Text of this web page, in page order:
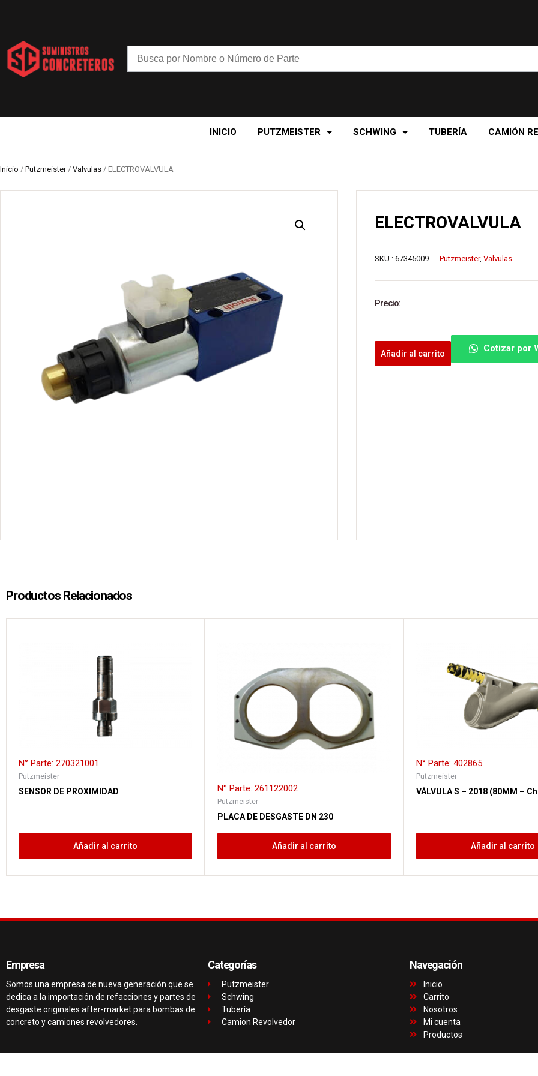
INICIO PUTZMEISTER SCHWING TUBERÍA CAMIÓN
Inicio / Putzmeister/ Valvulas / ELECTROVALVULA
ELECTROVALVULA
SKU : 67345009 Putzmeister, Valvulas
Precio:
Añadir al carrito Cotizar por
Productos Relacionados
N° Parte: 270321001
Putzmeister
SENSOR DE PROXIMIDAD
Añadir al carrito
N° Parte: 261122002
Putzmeister
PLACA DE DESGASTE DN 230
Añadir al carrito
N° Parte: 402865
Putzmeister
VÁLVULA S – 2018 (80MM –
Añadir al carrito
Empresa
Somos una empresa de nueva generación que se
dedica a la importación de refacciones y partes de
desgaste originales after-market para bombas de
concreto y camiones revolvedores.
Categorías
Putzmeister
Schwing
Tubería
Camion Revolvedor
Navegación
Inicio
Carrito
Nosotros
Mi cuenta
Productos